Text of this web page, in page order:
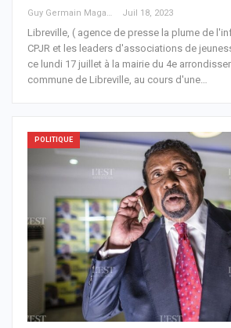
Guy Germain Maganga Nziengui Juil 18, 2023
Libreville, ( agence de presse la plume de
CPJR et les leaders d'associations de
ce lundi 17 juillet à la mairie du 4e
commune de Libreville, au cours d'une…
POLITIQUE